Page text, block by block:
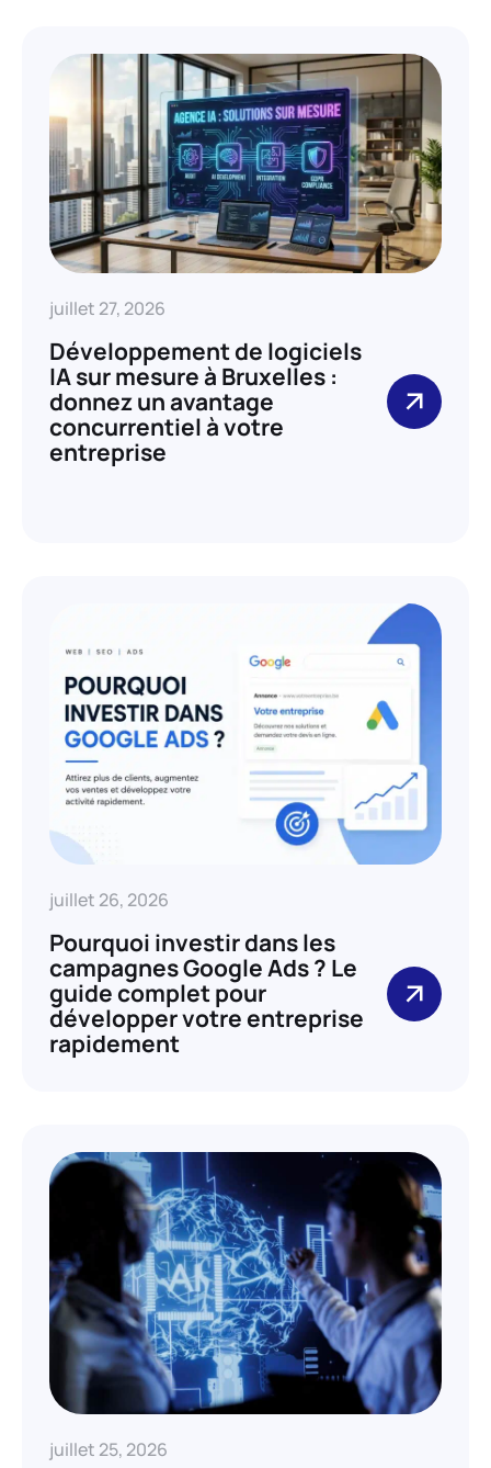
juillet 27, 2026
Développement de logiciels
IA sur mesure à Bruxelles :
donnez un avantage
concurrentiel à votre
entreprise
juillet 26, 2026
Pourquoi investir dans les
campagnes Google Ads ? Le
guide complet pour
développer votre entreprise
rapidement
juillet 25, 2026